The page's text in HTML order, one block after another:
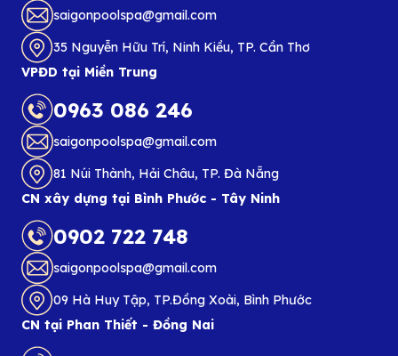
saigonpoolspa@gmail.com
35 Nguyễn Hữu Trí, Ninh Kiều, TP. Cần Thơ
VPĐD tại Miền Trung
0963 086 246
saigonpoolspa@gmail.com
81 Núi Thành, Hải Châu, TP. Đà Nẵng
CN xây dựng tại Bình Phước - Tây Ninh
0902 722 748
saigonpoolspa@gmail.com
09 Hà Huy Tập, TP.Đồng Xoài, Bình Phước
CN tại Phan Thiết - Đồng Nai